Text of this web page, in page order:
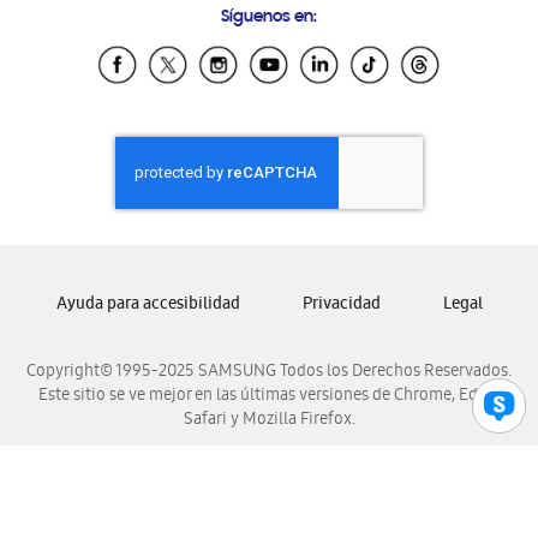
Samsung Ecuador
Samsung El Salvador
Samsung Honduras
Samsung Nicaragua
Samsung Panamá
Samsung Venezuela
Síguenos en:
Copyright© 1995-2025 SAMSUNG Todos los Derechos Reservados.
Este sitio se ve mejor en las últimas versiones de Chrome, Edge,
Safari y Mozilla Firefox.
Ayuda para accesibilidad Privacidad Legal